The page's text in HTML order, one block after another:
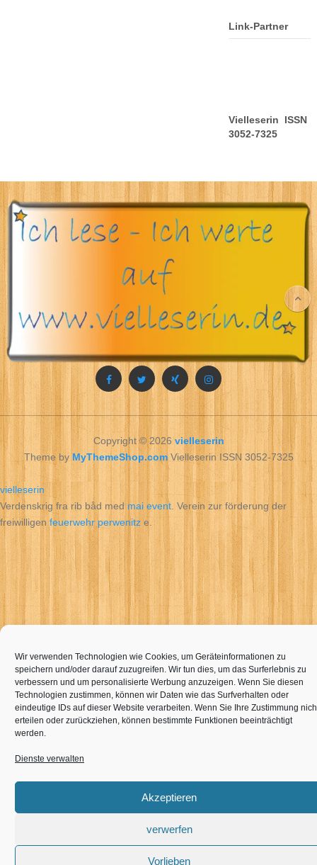
Link-Partner
Vielleserin ISSN
3052-7325
Copyright © 2026vielleserin
Theme by MyThemeShop.comVielleserin ISSN 3052-7325
vielleserin
Wir verwenden Technologien wie Cookies, um Geräteinformationen zu
speichern und/oder darauf zuzugreifen. Wir tun dies, um das Surferlebnis zu
verbessern und um personalisierte Werbung anzuzeigen. Wenn Sie diesen
Technologien zustimmen, können wir Daten wie das Surfverhalten oder
eindeutige IDs auf dieser Website verarbeiten. Wenn Sie Ihre Zustimmung
erteilen oder zurückziehen, können bestimmte Funktionen beeinträchtigt
werden.
Dienste verwalten
Akzeptieren
verwerfen
Vorlieben
Verdenskrig fra rib båd medmai event. Verein zur förderung der
freiwilligen feuerwehr perwenitze.